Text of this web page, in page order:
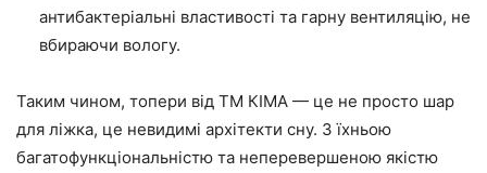
антибактеріальні властивості та гарну вентиляцію, не
вбираючи вологу.
Таким чином, топери від ТМ КІМА — це не просто шар
для ліжка, це невидимі архітекти сну. З їхньою
багатофункціональністю та неперевершеною якістю